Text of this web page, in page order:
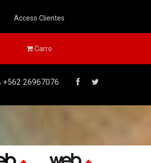
Acceso Clientes
Carro
+562 26967076